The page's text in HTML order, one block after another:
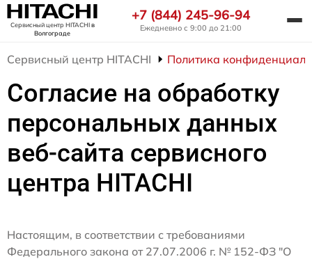
Сервисный центр HITACHIв
Волгограде
+7 (844) 245-96-94
Ежедневно с 9:00 до 21:00
Сервисный центр HITACHI Политика
Согласие на обработку
персональных данных
веб-сайта сервисного
центра HITACHI
Настоящим, в соответствии с требованиями
Федерального закона от 27.07.2006 г. № 152-ФЗ "О